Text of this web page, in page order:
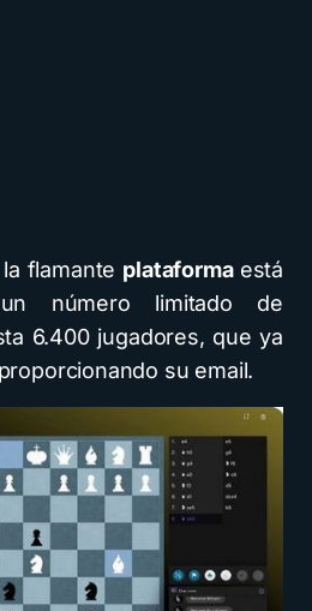
flamante plataforma está
número limitado de
6.400 jugadores, que ya
su email.